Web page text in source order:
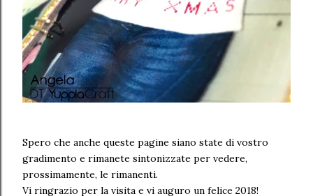
Spero che anche queste pagine siano state di vostro
gradimento e rimanete sintonizzate per vedere,
prossimamente, le rimanenti.
Vi ringrazio per la visita e vi auguro un felice 2018!